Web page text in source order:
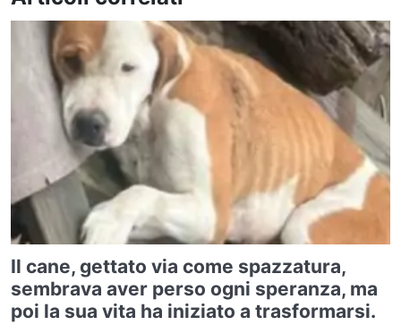
Il cane, gettato via come spazzatura,
sembrava aver perso ogni speranza, ma
poi la sua vita ha iniziato a trasformarsi.